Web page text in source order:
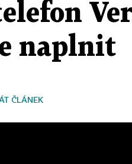
naplnit
ČLÁNEK